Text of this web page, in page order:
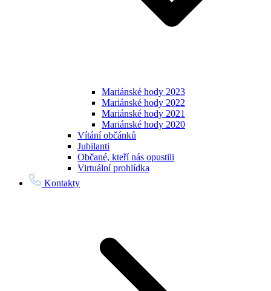
Mariánské hody 2023
Mariánské hody 2022
Mariánské hody 2021
Mariánské hody 2020
Vítání občánků
Jubilanti
Občané, kteří nás opustili
Virtuální prohlídka
Kontakty